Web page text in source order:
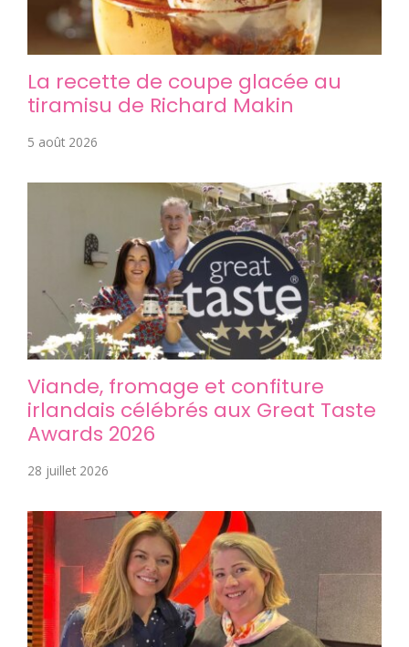
La recette de coupe glacée au
tiramisu de Richard Makin
5 août 2026
Viande, fromage et confiture
irlandais célébrés aux Great Taste
Awards 2026
28 juillet 2026